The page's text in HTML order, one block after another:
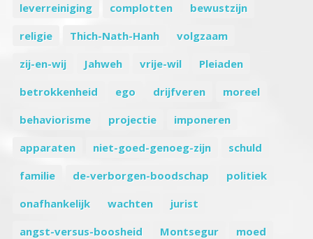
leverreiniging
complotten
bewustzijn
religie
Thich-Nath-Hanh
volgzaam
zij-en-wij
Jahweh vrije-wil
Pleiaden
betrokkenheid
ego drijfveren
moreel
behaviorisme
projectie
imponeren
apparaten
niet-goed-genoeg-zijn
schuld
familie
de-verborgen-boodschap
politiek
onafhankelijk
wachten
jurist
angst-versus-boosheid
Montsegur
moed